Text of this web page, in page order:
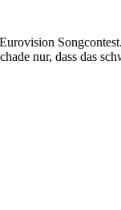
nur, dass das